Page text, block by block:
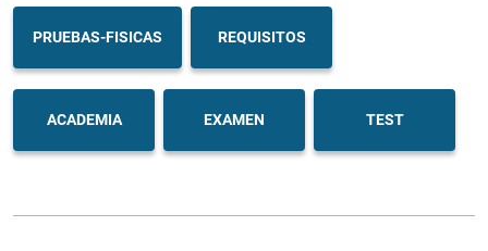
PRUEBAS-FISICAS REQUISITOS
ACADEMIA EXAMEN TEST